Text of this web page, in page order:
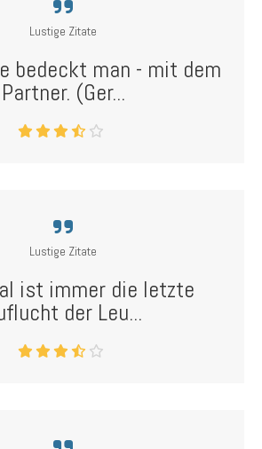
Lustige Zitate
bedeckt man - mit dem
Partner. (Ger...
Lustige Zitate
ist immer die letzte
der Leu...